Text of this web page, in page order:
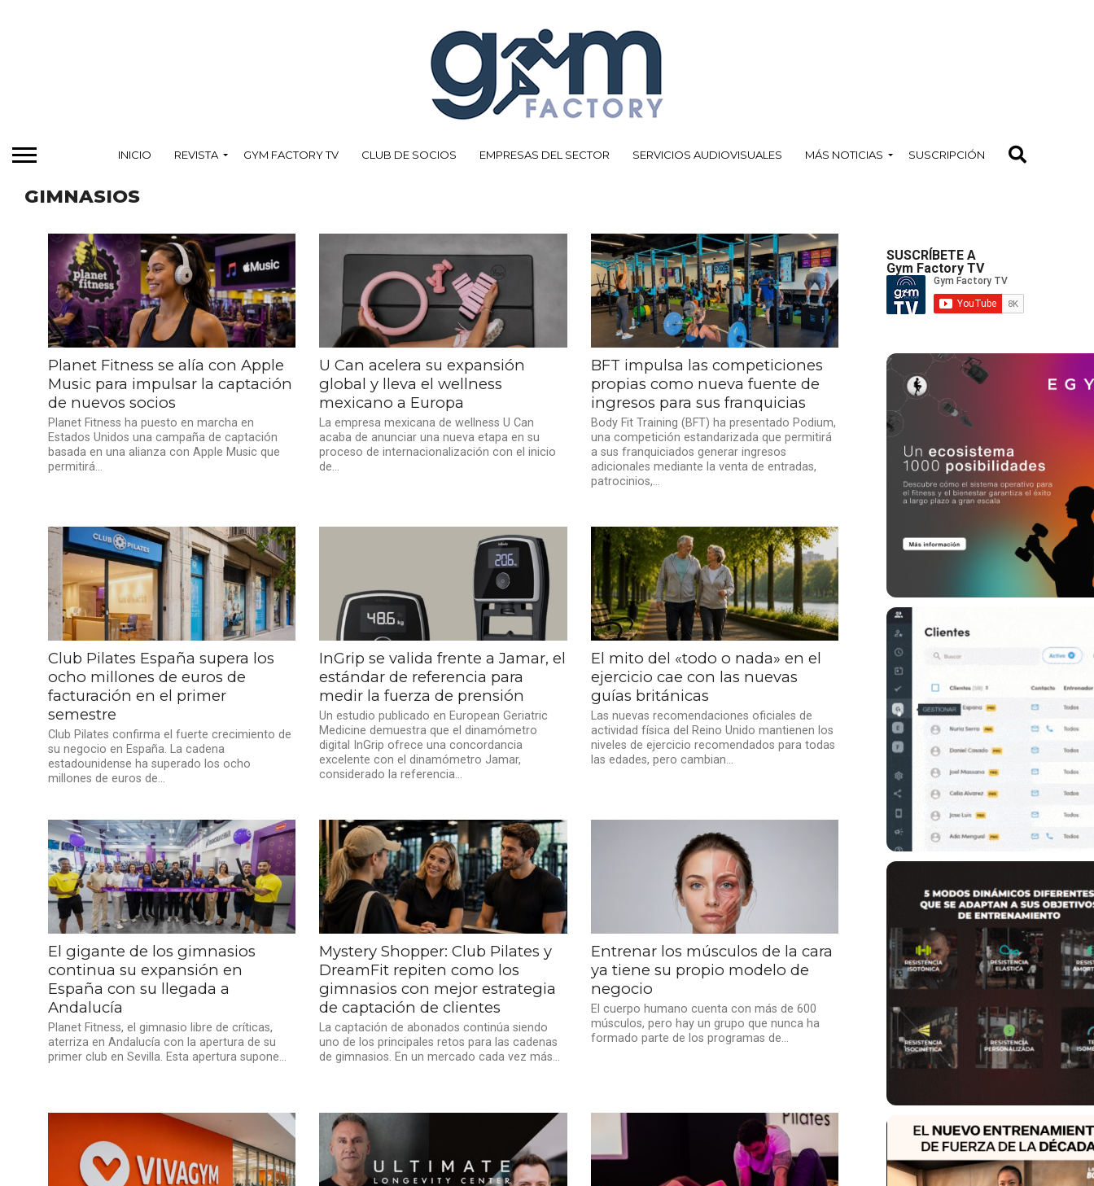
INICIO REVISTA GYM FACTORY TV CLUB DE SOCIOS EMPRESAS DEL SECTOR SERVICIOS AUDIOVISUALES MÁS NOTICIAS SUSCRIPCIÓN
GIMNASIOS
Planet Fitness se alía con Apple
Music para impulsar la captación
de nuevos socios
Planet Fitness ha puesto en marcha en
Estados Unidos una campaña de captación
basada en una alianza con Apple Music que
permitirá...
U Can acelera su expansión
global y lleva el wellness
mexicano a Europa
La empresa mexicana de wellness U Can
acaba de anunciar una nueva etapa en su
proceso de internacionalización con el inicio
de...
BFT impulsa las competiciones
propias como nueva fuente de
ingresos para sus franquicias
Body Fit Training (BFT) ha presentado Podium,
una competición estandarizada que permitirá
a sus franquiciados generar ingresos
adicionales mediante la venta de entradas,
patrocinios,...
Club Pilates España supera los
ocho millones de euros de
facturación en el primer
semestre
Club Pilates confirma el fuerte crecimiento de
su negocio en España. La cadena
estadounidense ha superado los ocho
millones de euros de...
InGrip se valida frente a Jamar, el
estándar de referencia para
medir la fuerza de prensión
Un estudio publicado en European Geriatric
Medicine demuestra que el dinamómetro
digital InGrip ofrece una concordancia
excelente con el dinamómetro Jamar,
considerado la referencia...
El mito del «todo o nada» en el
ejercicio cae con las nuevas
guías británicas
Las nuevas recomendaciones oficiales de
actividad física del Reino Unido mantienen los
niveles de ejercicio recomendados para todas
las edades, pero cambian...
El gigante de los gimnasios
continua su expansión en
España con su llegada a
Andalucía
Planet Fitness, el gimnasio libre de críticas,
aterriza en Andalucía con la apertura de su
primer club en Sevilla. Esta apertura supone...
Mystery Shopper: Club Pilates y
DreamFit repiten como los
gimnasios con mejor estrategia
de captación de clientes
La captación de abonados continúa siendo
uno de los principales retos para las cadenas
de gimnasios. En un mercado cada vez más...
Entrenar los músculos de la cara
ya tiene su propio modelo de
negocio
El cuerpo humano cuenta con más de 600
músculos, pero hay un grupo que nunca ha
formado parte de los programas de...
SUSCRÍBETE A
Gym Factory TV